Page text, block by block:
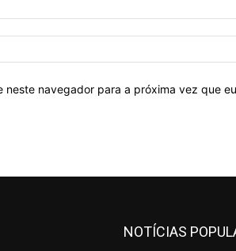
neste navegador para a próxima vez que
NOTÍCIAS